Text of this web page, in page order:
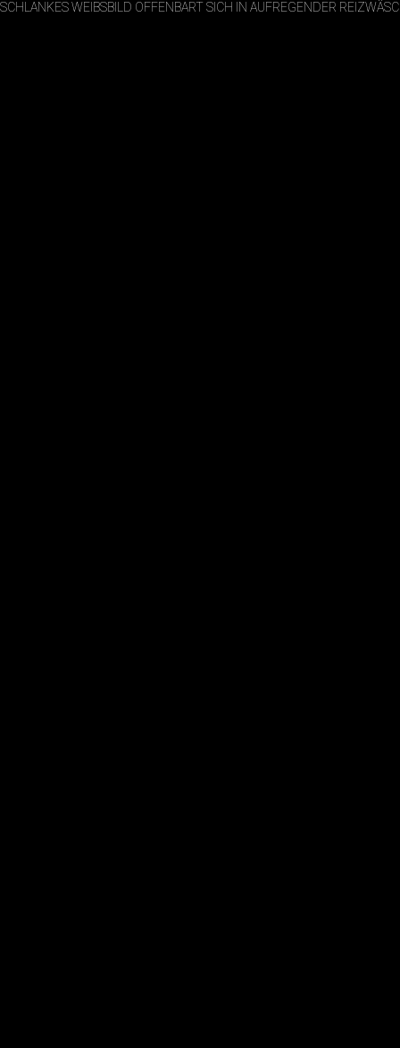
SCHLANKES WEIBSBILD OFFENBART SICH IN AUFREGENDER